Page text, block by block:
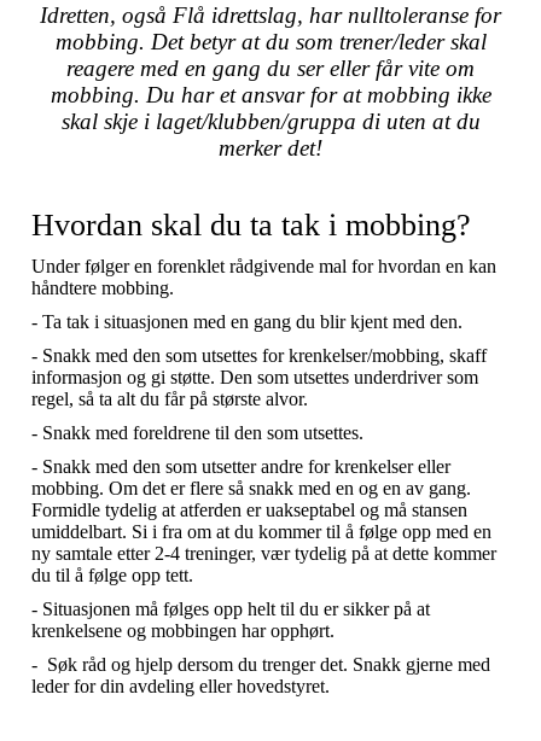
Idretten, også Flå idrettslag, har nulltoleranse for
mobbing. Det betyr at du som trener/leder skal
reagere med en gang du ser eller får vite om
mobbing. Du har et ansvar for at mobbing ikke
skal skje i laget/klubben/gruppa di uten at du
merker det!
Hvordan skal du ta tak i mobbing?
Under følger en forenklet rådgivende mal for hvordan en kan
håndtere mobbing.
- Ta tak i situasjonen med en gang du blir kjent med den.
- Snakk med den som utsettes for krenkelser/mobbing, skaff
informasjon og gi støtte. Den som utsettes underdriver som
regel, så ta alt du får på største alvor.
- Snakk med foreldrene til den som utsettes.
- Snakk med den som utsetter andre for krenkelser eller
mobbing. Om det er flere så snakk med en og en av gang.
Formidle tydelig at atferden er uakseptabel og må stansen
umiddelbart. Si i fra om at du kommer til å følge opp med en
ny samtale etter 2-4 treninger, vær tydelig på at dette kommer
du til å følge opp tett.
- Situasjonen må følges opp helt til du er sikker på at
krenkelsene og mobbingen har opphørt.
- Søk råd og hjelp dersom du trenger det. Snakk gjerne med
leder for din avdeling eller hovedstyret.